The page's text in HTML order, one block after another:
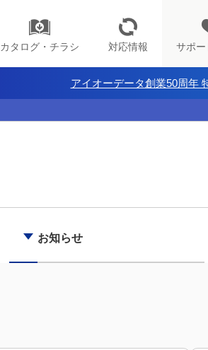
カタログ・チラシ 対応情報 サポー
アイオーデータ創業50周年
お知らせ